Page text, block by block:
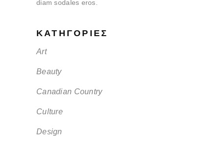
diam sodales eros.
KΑΤΗΓΟΡΊΕΣ
Art
Beauty
Canadian Country
Culture
Design